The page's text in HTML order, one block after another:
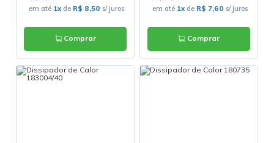
em até 1x de R$ 8,50 s/ juros
Comprar
em até 1x de R$ 7,60 s/ juros
Comprar